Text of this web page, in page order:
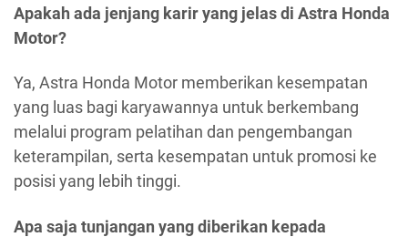
Apakah ada jenjang karir yang jelas di Astra Honda
Motor?
Ya, Astra Honda Motor memberikan kesempatan
yang luas bagi karyawannya untuk berkembang
melalui program pelatihan dan pengembangan
keterampilan, serta kesempatan untuk promosi ke
posisi yang lebih tinggi.
Apa saja tunjangan yang diberikan kepada